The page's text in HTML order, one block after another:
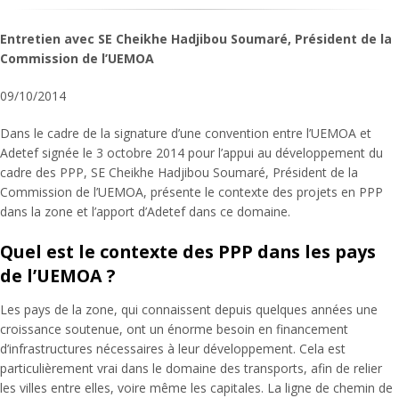
Entretien avec SE Cheikhe Hadjibou Soumaré, Président de la
Commission de l’UEMOA
09/10/2014
Dans le cadre de la signature d’une convention entre l’UEMOA et
Adetef signée le 3 octobre 2014 pour l’appui au développement du
cadre des PPP, SE Cheikhe Hadjibou Soumaré, Président de la
Commission de l’UEMOA, présente le contexte des projets en PPP
dans la zone et l’apport d’Adetef dans ce domaine.
Quel est le contexte des PPP dans les pays
de l’UEMOA ?
Les pays de la zone, qui connaissent depuis quelques années une
croissance soutenue, ont un énorme besoin en financement
d’infrastructures nécessaires à leur développement. Cela est
particulièrement vrai dans le domaine des transports, afin de relier
les villes entre elles, voire même les capitales. La ligne de chemin de